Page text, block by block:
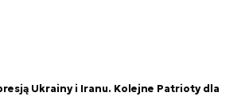
Ukrainy i Iranu. Kolejne Patrioty dla